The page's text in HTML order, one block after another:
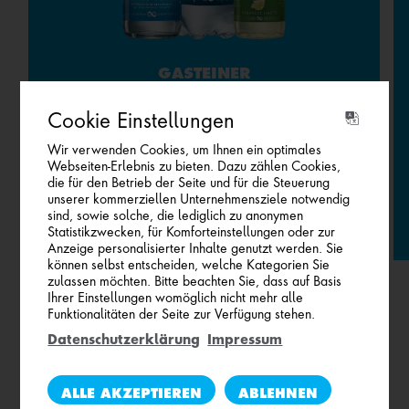
GASTEINER
Gasteiner Mineralwasser ist reinstes Bergwasser
aus der hochalpinen Welt des Nationalparks Hohe
Tauern. So rein wie die Natur, so lebendig wie die
Musik.
INFINITY MUSIC TOUR.
Cookie Einstellungen
Wir verwenden Cookies, um Ihnen ein optimales
Webseiten-Erlebnis zu bieten. Dazu zählen Cookies,
die für den Betrieb der Seite und für die Steuerung
unserer kommerziellen Unternehmensziele notwendig
sind, sowie solche, die lediglich zu anonymen
Statistikzwecken, für Komforteinstellungen oder zur
Anzeige personalisierter Inhalte genutzt werden. Sie
können selbst entscheiden, welche Kategorien Sie
zulassen möchten. Bitte beachten Sie, dass auf Basis
Ihrer Einstellungen womöglich nicht mehr alle
Funktionalitäten der Seite zur Verfügung stehen.
Datenschutzerklärung Impressum
ALLE AKZEPTIEREN ABLEHNEN